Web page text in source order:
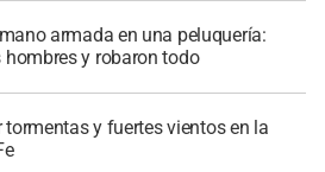
armada en una peluquería:
y robaron todo
y fuertes vientos en la